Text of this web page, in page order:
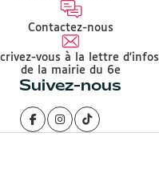
Contactez-nous
vous à la lettre d'infos
de la mairie du 6e
Suivez-nous